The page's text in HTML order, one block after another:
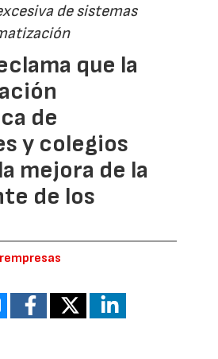
de sistemas
que la
de
y colegios
mejora de la
de los